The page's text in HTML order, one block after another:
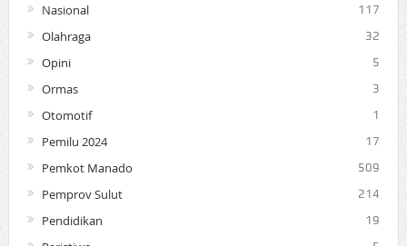
Nasional 117
Olahraga 32
Opini 5
Ormas 3
Otomotif 1
Pemilu 2024 17
Pemkot Manado 509
Pemprov Sulut 214
Pendidikan 19